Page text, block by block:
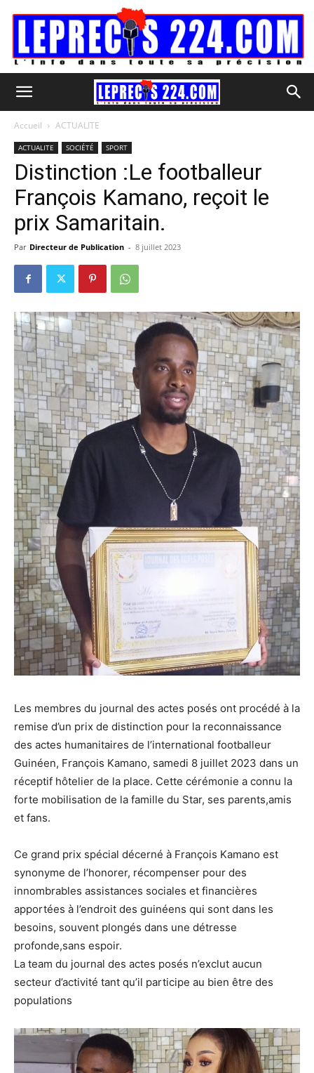
Accueil ACTUALITE
ACTUALITE SOCIÉTÉ SPORT
Distinction :Le footballeur
François Kamano, reçoit le
prix Samaritain.
Par Directeur de Publication - 8 juillet 2023
Les membres du journal des actes posés ont procédé à la
remise d’un prix de distinction pour la reconnaissance
des actes humanitaires de l’international footballeur
Guinéen, François Kamano, samedi 8 juillet 2023 dans un
réceptif hôtelier de la place. Cette cérémonie a connu la
forte mobilisation de la famille du Star, ses parents,amis
et fans.
Ce grand prix spécial décerné à François Kamano est
synonyme de l’honorer, récompenser pour des
innombrables assistances sociales et financières
apportées à l’endroit des guinéens qui sont dans les
besoins, souvent plongés dans une détresse
profonde,sans espoir.
La team du journal des actes posés n’exclut aucun
secteur d’activité tant qu’il participe au bien être des
populations